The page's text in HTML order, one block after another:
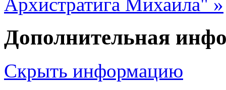
Дополнительная
Скрыть информацию